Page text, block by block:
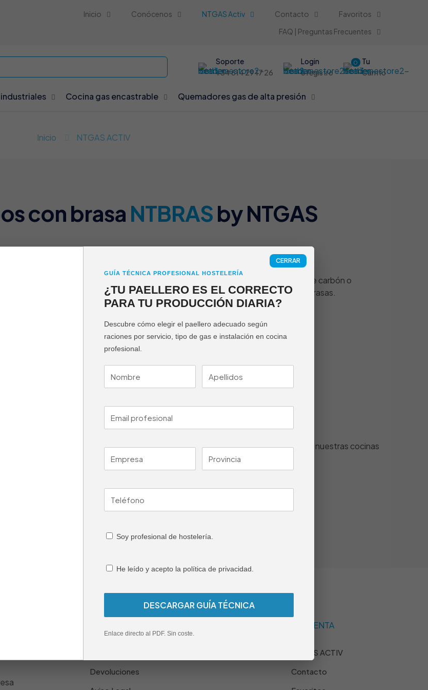
Inicio Conócenos NTGAS Activ Contacto
Favoritos
FAQ | Preguntas Frecuentes
Soporte
+34 614 29 17 26
Login
o registro
0
Tu
Carrito
Cocina gas encastrable Quemadores gas de alta presión
Inicio NTGAS ACTIV
con brasa NTBRASby NTGAS
pensamos en NTGAS a la hora de crear nuestra gama de equipos profesionales de carbón o
a conocer como puedes ampliar la carta de tu establecimiento con el sabor de las brasas.
de cocina a medida
o bloque de cocina a medida NTGAS para cada chef.
industrial o bloque de cocina a medida más eficiente, en NTGAS diseñamos nuestras cocinas
de calidad, limpieza, seguridad, robustez, fiabilidad y ergonomía.
Devoluciones
MI CUENTA
NTGAS ACTIV
Contacto
CERRAR
GUÍA TÉCNICA PROFESIONAL HOSTELERÍA
¿TU PAELLERO ES EL CORRECTO
PARA TU PRODUCCIÓN DIARIA?
Descubre cómo elegir el paellero adecuado según
raciones por servicio, tipo de gas e instalación en cocina
profesional.
Soy profesional de hostelería.
He leído y acepto la política de privacidad.
Enlace directo al PDF. Sin coste.